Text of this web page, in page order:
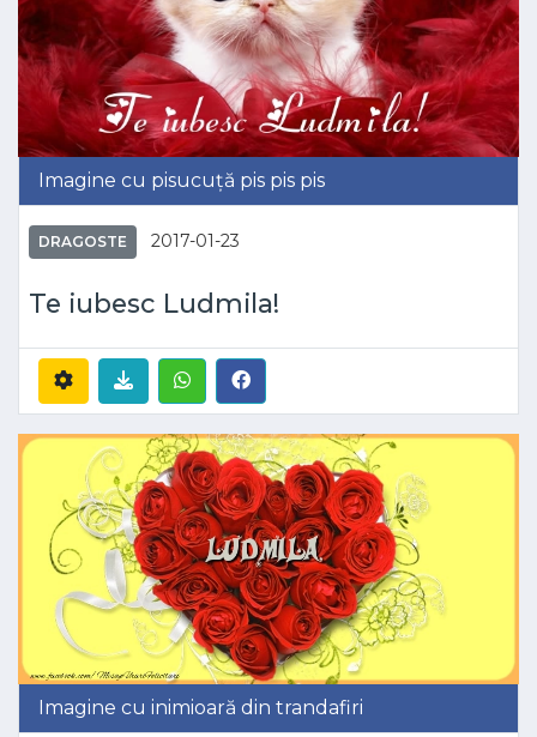
Imagine cu pisucuță pis pis pis
DRAGOSTE 2017-01-23
Te iubesc Ludmila!
Imagine cu inimioară din trandafiri